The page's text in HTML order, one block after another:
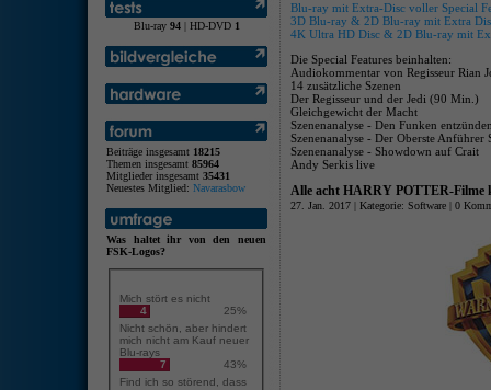
Blu-ray 94| HD-DVD 1
Beiträge insgesamt 18215
Themen insgesamt 85964
Mitglieder insgesamt 35431
Neuestes Mitglied: Navarasbow
Was haltet ihr von den neuen
FSK-Logos?
Mich stört es nicht
4
25%
Nicht schön, aber hindert
mich nicht am Kauf neuer
Blu-rays
7
43%
Find ich so störend, dass
Blu-ray mit Extra-Disc voller Special
3D Blu-ray & 2D Blu-ray mit Extra
4K Ultra HD Disc & 2D Blu-ray mit
Die Special Features beinhalten:
Audiokommentar von Regisseur Rian
14 zusätzliche Szenen
Der Regisseur und der Jedi (90 Min.)
Gleichgewicht der Macht
Szenenanalyse - Den Funken
Szenenanalyse - Der Oberste Anführer
Szenenanalyse - Showdown auf Crait
Andy Serkis live
Alle acht HARRY POTTER-Filme
27. Jan. 2017 | Kategorie: Software | 0